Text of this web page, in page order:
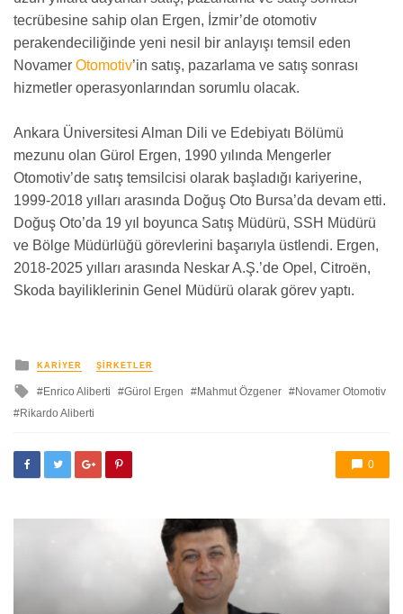
tecrübesine sahip olan Ergen, İzmir’de otomotiv
perakendeciliğinde yeni nesil bir anlayışı temsil eden
Novamer Otomotiv’in satış, pazarlama ve satış sonrası
hizmetler operasyonlarından sorumlu olacak.
Ankara Üniversitesi Alman Dili ve Edebiyatı Bölümü
mezunu olan Gürol Ergen, 1990 yılında Mengerler
Otomotiv’de satış temsilcisi olarak başladığı kariyerine,
1999-2018 yılları arasında Doğuş Oto Bursa’da devam etti.
Doğuş Oto’da 19 yıl boyunca Satış Müdürü, SSH Müdürü
ve Bölge Müdürlüğü görevlerini başarıyla üstlendi. Ergen,
2018-2025 yılları arasında Neskar A.Ş.’de Opel, Citroën,
Skoda bayiliklerinin Genel Müdürü olarak görev yaptı.
yayınlanan
KARIYER ŞIRKETLER
ile
etkilendi
Enrico Aliberti Gürol Ergen Mahmut Özgener
Novamer Otomotiv
Rikardo Aliberti
0